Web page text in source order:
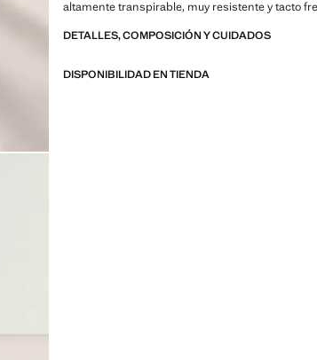
altamente transpirable, muy resistente y tacto
Producto en rebajas
DETALLES, COMPOSICIÓN Y CUIDADOS
DISPONIBILIDAD EN TIENDA